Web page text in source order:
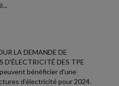
LA DEMANDE DE
D'ÉLECTRICITÉ DES TPE
bénéficier d'une
d'électricité pour 2024.